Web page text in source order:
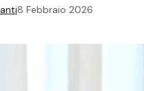
8 Febbraio 2026